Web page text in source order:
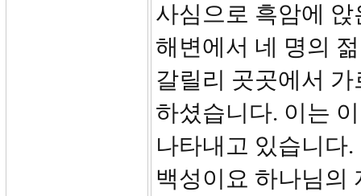
사심으로 흑암에
해변에서 네 명의
갈릴리 곳곳에서
하셨습니다. 이는
나타내고 있습니다
백성이요 하나님의